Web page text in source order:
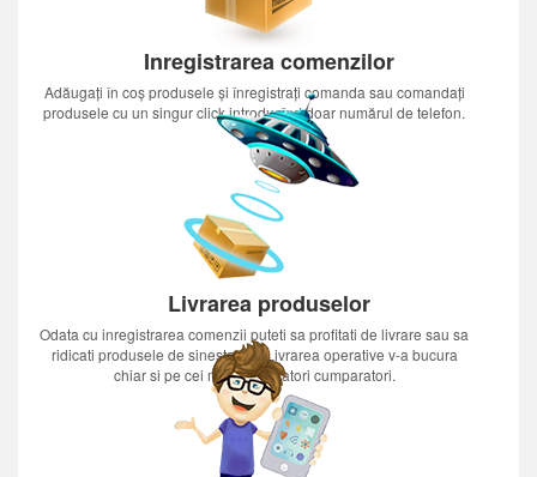
Inregistrarea comenzilor
Adăugați în coș produsele și înregistrați comanda sau comandați
produsele cu un singur click introducînd doar numărul de telefon.
Livrarea produselor
Odata cu inregistrarea comenzii puteti sa profitati de livrare sau sa
ridicati produsele de sinestatator.Livrarea operative v-a bucura
chiar si pe cei mai nerabdatori cumparatori.